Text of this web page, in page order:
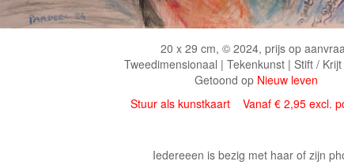
20 x 29 cm, © 2024, prijs op
Tweedimensionaal | Tekenkunst | Stift /
Getoond op Nieuw leven
Stuur als kunstkaart Vanaf € 2,95 excl.
Iedereeen is bezig met haar of zijn